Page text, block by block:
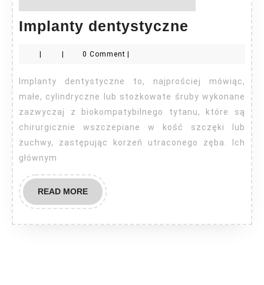
Implanty dentystyczne Implanty
0 Comment
małe, cylindryczne lub stożkowate śruby wykonane
zazwyczaj z biokompatybilnego tytanu, które są
chirurgicznie wszczepiane w kość szczęki lub
żuchwy, zastępując korzeń utraconego zęba. Ich
głównym
READ MOREREAD
MORE